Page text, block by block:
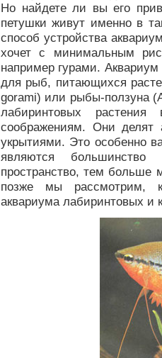
Но найдете ли вы его
петушки живут именно в
способ устройства
хочет с минимальным
например гурами.
для рыб, питающихся
gorami) или рыбы-ползуна
лабиринтовых
соображениям. Они делят
укрытиями. Это особенно
являются
пространство, тем больше
позже мы рассмотрим,
аквариума лабиринтовых и